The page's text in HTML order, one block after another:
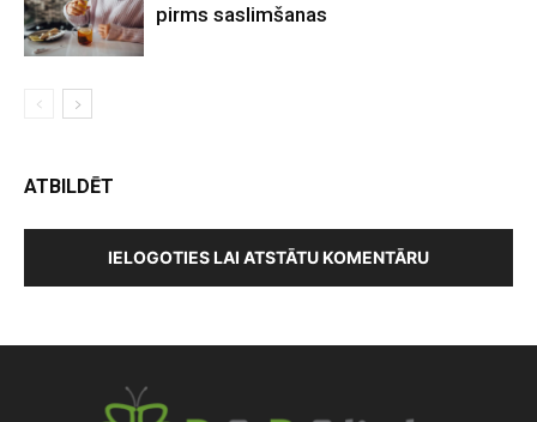
pirms saslimšanas
ATBILDĒT
IELOGOTIES LAI ATSTĀTU KOMENTĀRU